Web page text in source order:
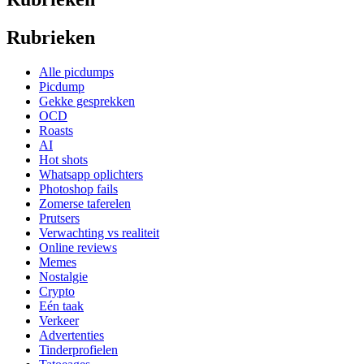
Rubrieken
Alle picdumps
Picdump
Gekke gesprekken
OCD
Roasts
AI
Hot shots
Whatsapp oplichters
Photoshop fails
Zomerse taferelen
Prutsers
Verwachting vs realiteit
Online reviews
Memes
Nostalgie
Crypto
Eén taak
Verkeer
Advertenties
Tinderprofielen